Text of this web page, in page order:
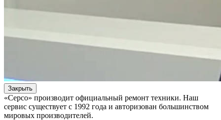
Закрыть
«Серсо» производит официальный ремонт техники. Наш
сервис существует с 1992 года и авторизован большинством
мировых производителей.